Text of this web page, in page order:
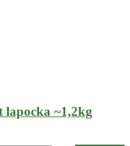
lapocka ~1,2kg